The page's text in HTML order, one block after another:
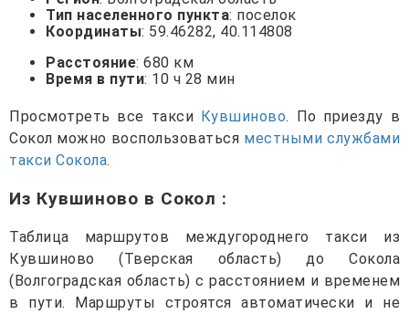
Тип населенного пункта: поселок
Координаты: 59.46282, 40.114808
Расстояние: 680 км
Время в пути: 10 ч 28 мин
Просмотреть все такси Кувшиново. По приезду в
Сокол можно воспользоваться местными службами
такси Сокола.
Из Кувшиново в Сокол :
Таблица маршрутов междугороднего такси из
Кувшиново (Тверская область) до Сокола
(Волгоградская область) с расстоянием и временем
в пути. Маршруты строятся автоматически и не